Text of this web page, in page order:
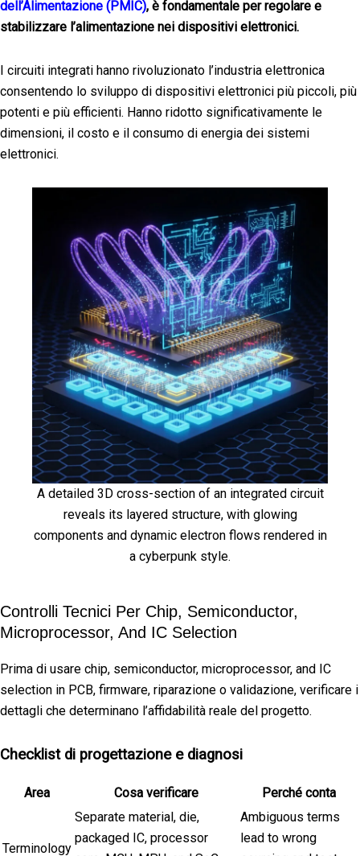
dell’Alimentazione (PMIC), è fondamentale per regolare e
stabilizzare l’alimentazione nei dispositivi elettronici.
I circuiti integrati hanno rivoluzionato l’industria elettronica
consentendo lo sviluppo di dispositivi elettronici più piccoli, più
potenti e più efficienti. Hanno ridotto significativamente le
dimensioni, il costo e il consumo di energia dei sistemi
elettronici.
A detailed 3D cross-section of an integrated circuit
reveals its layered structure, with glowing
components and dynamic electron flows rendered in
a cyberpunk style.
Controlli Tecnici Per Chip, Semiconductor,
Microprocessor, And IC Selection
Prima di usare chip, semiconductor, microprocessor, and IC
selection in PCB, firmware, riparazione o validazione, verificare i
dettagli che determinano l’affidabilità reale del progetto.
Checklist di progettazione e diagnosi
Area Cosa verificare Perché conta
Terminology
Separate material, die,
packaged IC, processor
Ambiguous terms
lead to wrong